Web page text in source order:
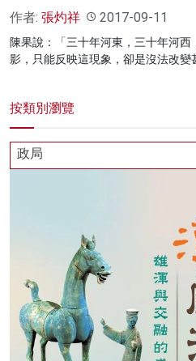
影片
名家榜
作者: 張灼祥 2017-09-11
陳果說：「三十年河東，三十年河
影，只能反映這現象，卻是沒法改變
按類別瀏覽
政局